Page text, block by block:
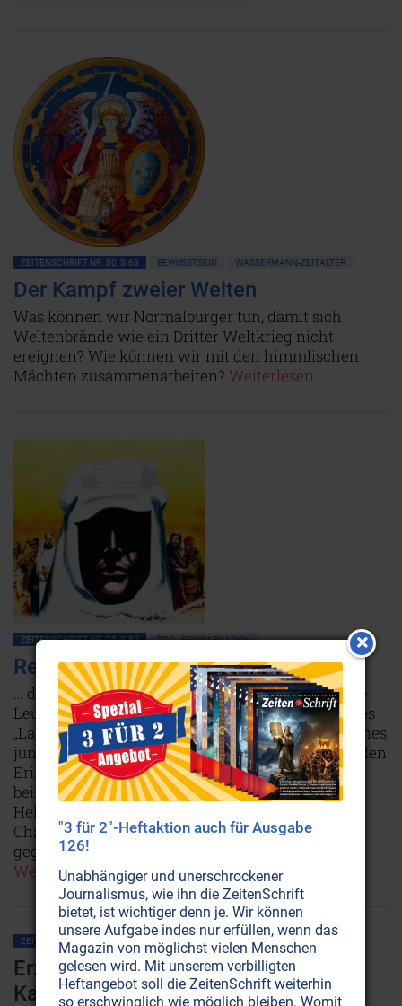
ZEITENSCHRIFT NR. 80, S.63 BEWUSSTSEIN WASSERMANN-ZEITALTER
Der Kampf zweier Welten
Was können wir Normalbürger tun, damit sich
Weltenbrände wie ein Dritter Weltkrieg nicht
ereignen? Wie können wir mit den himmlischen
Mächten zusammenarbeiten? Weiterlesen...
ZEITENSCHRIFT NR. 72, S.52 TOD • REINKARNATION
Reinkarnation: Lawrence of Arabia
… denn öfter als nicht kehren sie als ganz normale
Leute auf die Erde zurück. Beim Anblick des Filmes
„Lawrence von Arabien“ geschah es – die Seele eines
jungen Mannes von heute wurde von aufwühlenden
Erinnerungen erschüttert. Lesen Sie hier vom
beinahe unglaublichen Leben eines der größten
Helden des 20. Jahrhunderts – und welche
Charakterähnlichkeiten er mit in sein
gegenwärtiges Erdenleben gebracht hat.
Weiterlesen...
ZEITENSCHRIFT NR. 33, S.16 ENGEL
Erzengel Michael und die weiße
Kavallerie
"3 für 2"-Heftaktion auch für Ausgabe
126!
Unabhängiger und unerschrockener
Journalismus, wie ihn die ZeitenSchrift
bietet, ist wichtiger denn je. Wir können
unsere Aufgabe indes nur erfüllen, wenn das
Magazin von möglichst vielen Menschen
gelesen wird. Mit unserem verbilligten
Heftangebot soll die ZeitenSchrift weiterhin
so erschwinglich wie möglich bleiben. Womit